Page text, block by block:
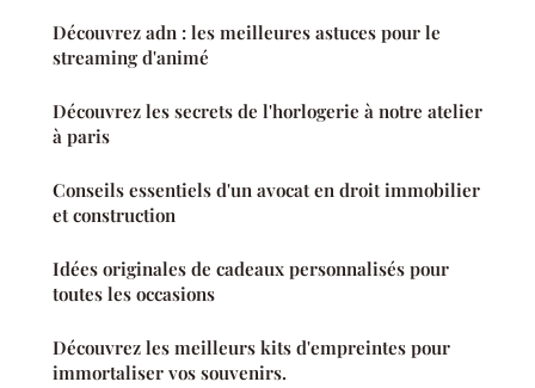
Découvrez adn : les meilleures astuces pour le
streaming d'animé
Découvrez les secrets de l'horlogerie à notre atelier
à paris
Conseils essentiels d'un avocat en droit immobilier
et construction
Idées originales de cadeaux personnalisés pour
toutes les occasions
Découvrez les meilleurs kits d'empreintes pour
immortaliser vos souvenirs.